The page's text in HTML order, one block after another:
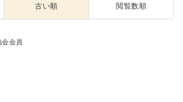
古い順 閲覧数順
会会員